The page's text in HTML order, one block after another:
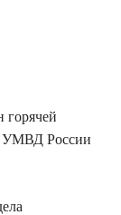
горячей
УМВД России